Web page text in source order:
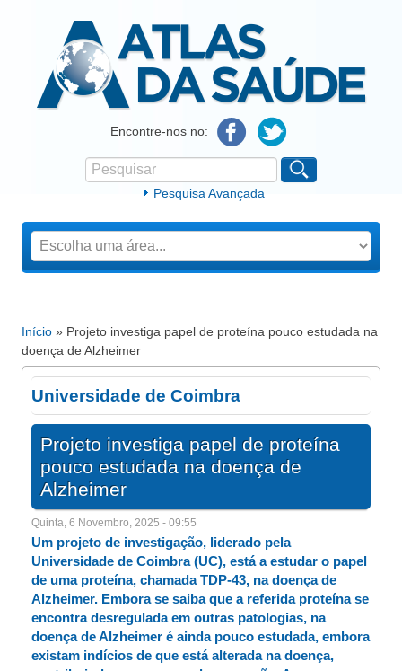
Atlas da SaúdeEncontre-nos no:
Formulário de procura
Pesquisar
Pesquisa Avançada
Está aqui
Início » Projeto investiga papel de proteína pouco estudada na
doença de Alzheimer
Universidade de Coimbra
Projeto investiga papel de proteína
pouco estudada na doença de
Alzheimer
Quinta, 6 Novembro, 2025 - 09:55
Um projeto de investigação, liderado pela
Universidade de Coimbra (UC), está a estudar o papel
de uma proteína, chamada TDP-43, na doença de
Alzheimer. Embora se saiba que a referida proteína se
encontra desregulada em outras patologias, na
doença de Alzheimer é ainda pouco estudada, embora
existam indícios de que está alterada na doença,